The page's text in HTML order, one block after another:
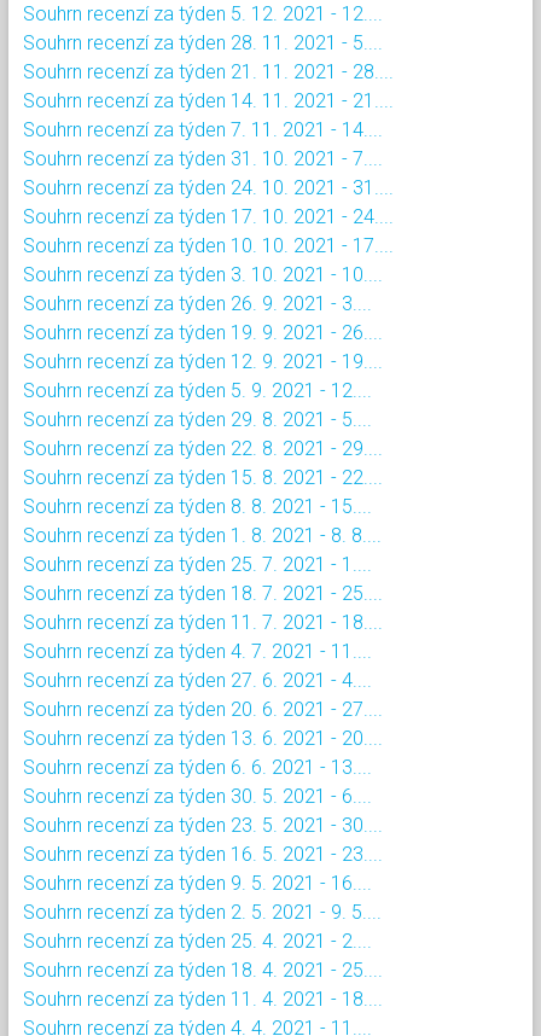
Souhrn recenzí za týden 5. 12. 2021 - 12....
Souhrn recenzí za týden 28. 11. 2021 - 5....
Souhrn recenzí za týden 21. 11. 2021 - 28....
Souhrn recenzí za týden 14. 11. 2021 - 21....
Souhrn recenzí za týden 7. 11. 2021 - 14....
Souhrn recenzí za týden 31. 10. 2021 - 7....
Souhrn recenzí za týden 24. 10. 2021 - 31....
Souhrn recenzí za týden 17. 10. 2021 - 24....
Souhrn recenzí za týden 10. 10. 2021 - 17....
Souhrn recenzí za týden 3. 10. 2021 - 10....
Souhrn recenzí za týden 26. 9. 2021 - 3....
Souhrn recenzí za týden 19. 9. 2021 - 26....
Souhrn recenzí za týden 12. 9. 2021 - 19....
Souhrn recenzí za týden 5. 9. 2021 - 12....
Souhrn recenzí za týden 29. 8. 2021 - 5....
Souhrn recenzí za týden 22. 8. 2021 - 29....
Souhrn recenzí za týden 15. 8. 2021 - 22....
Souhrn recenzí za týden 8. 8. 2021 - 15....
Souhrn recenzí za týden 1. 8. 2021 - 8. 8....
Souhrn recenzí za týden 25. 7. 2021 - 1....
Souhrn recenzí za týden 18. 7. 2021 - 25....
Souhrn recenzí za týden 11. 7. 2021 - 18....
Souhrn recenzí za týden 4. 7. 2021 - 11....
Souhrn recenzí za týden 27. 6. 2021 - 4....
Souhrn recenzí za týden 20. 6. 2021 - 27....
Souhrn recenzí za týden 13. 6. 2021 - 20....
Souhrn recenzí za týden 6. 6. 2021 - 13....
Souhrn recenzí za týden 30. 5. 2021 - 6....
Souhrn recenzí za týden 23. 5. 2021 - 30....
Souhrn recenzí za týden 16. 5. 2021 - 23....
Souhrn recenzí za týden 9. 5. 2021 - 16....
Souhrn recenzí za týden 2. 5. 2021 - 9. 5....
Souhrn recenzí za týden 25. 4. 2021 - 2....
Souhrn recenzí za týden 18. 4. 2021 - 25....
Souhrn recenzí za týden 11. 4. 2021 - 18....
Souhrn recenzí za týden 4. 4. 2021 - 11....